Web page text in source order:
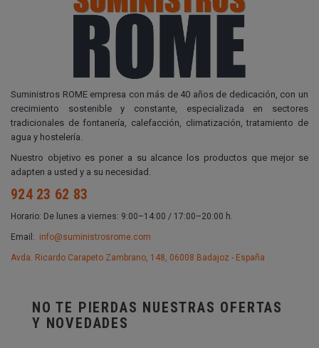
Suministros ROME empresa con más de 40 años de dedicación, con un
crecimiento sostenible y constante, especializada en sectores
tradicionales de fontanería, calefacción, climatización, tratamiento de
agua y hostelería.
Nuestro objetivo es poner a su alcance los productos que mejor se
adapten a usted y a su necesidad.
924 23 62 83
Horario: De lunes a viernes: 9:00–14:00 / 17:00–20:00 h.
Email: info@suministrosrome.com
Avda. Ricardo Carapeto Zambrano, 148, 06008 Badajoz - España
NO TE PIERDAS NUESTRAS OFERTAS
Y NOVEDADES